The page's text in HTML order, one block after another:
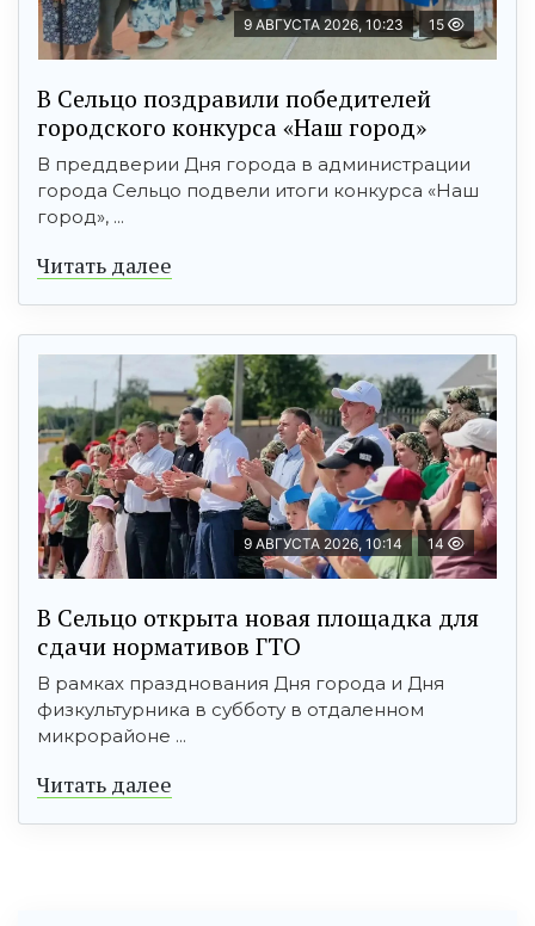
9 АВГУСТА 2026, 10:23 15
В Сельцо поздравили победителей
городского конкурса «Наш город»
В преддверии Дня города в администрации
города Сельцо подвели итоги конкурса «Наш
город», ...
Читать далее
9 АВГУСТА 2026, 10:14 14
В Сельцо открыта новая площадка для
сдачи нормативов ГТО
В рамках празднования Дня города и Дня
физкультурника в субботу в отдаленном
микрорайоне ...
Читать далее